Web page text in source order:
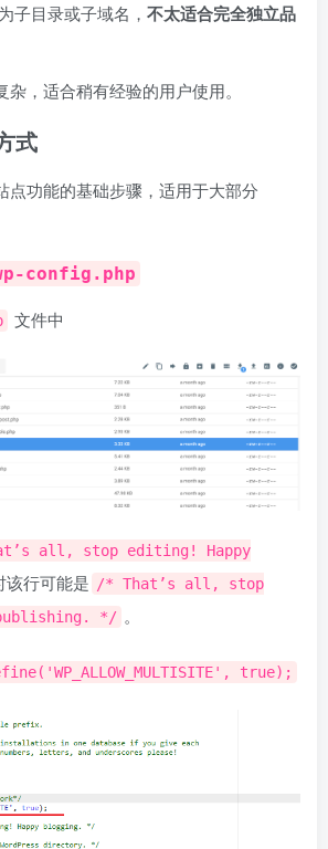
子目录或子域名， 不太适合完全独立品
，适合稍有经验的用户使用。
式
点功能的基础步骤，适用于大部分
config.php
文件中
all, stop editing! Happy
该行可能是 /* That’s all, stop
*/ 。
true);